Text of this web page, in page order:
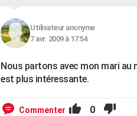
Utilisateur anonyme
7 avr. 2009 à 17:54
Nous partons avec mon mari au
est plus intéressante.
Commenter 0